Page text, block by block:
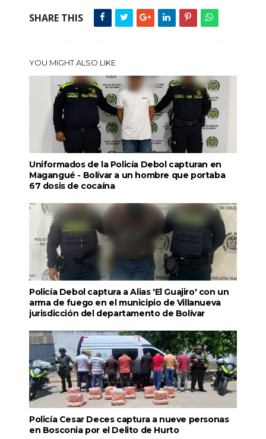
SHARE THIS
YOU MIGHT ALSO LIKE
Uniformados de la Policía Debol capturan en
Magangué - Bolívar a un hombre que portaba
67 dosis de cocaína
Policía Debol captura a Alias 'El Guajiro' con un
arma de fuego en el municipio de Villanueva
jurisdicción del departamento de Bolívar
Policía Cesar Deces captura a nueve personas
en Bosconia por el Delito de Hurto